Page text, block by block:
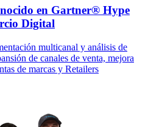
en Gartner® Hype
Digital
multicanal y análisis de
de canales de venta, mejora
de marcas y Retailers